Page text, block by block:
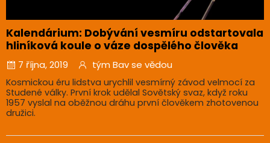
Kalendárium: Dobývání vesmíru odstartovala
hliníková koule o váze dospělého člověka
7 října, 2019 tým Bav se vědou
Kosmickou éru lidstva urychlil vesmírný závod velmocí za
Studené války. První krok udělal Sovětský svaz, když roku
1957 vyslal na oběžnou dráhu první člověkem zhotovenou
družici.